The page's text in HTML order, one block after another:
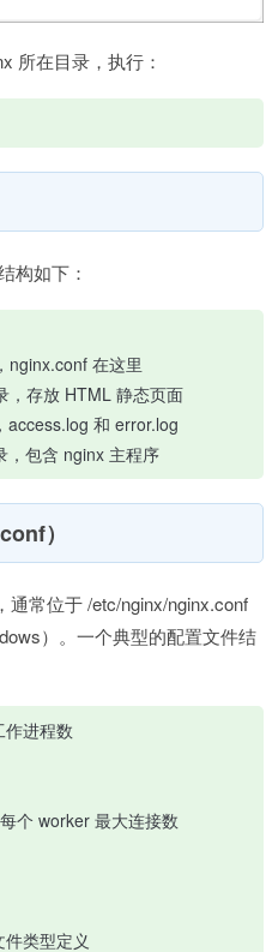
所在目录，执行：
构如下：
nginx.conf 在这里
，存放 HTML 静态页面
和 error.log
包含 nginx 主程序
）
通常位于 /etc/nginx/nginx.conf
）。一个典型的配置文件结
进程数